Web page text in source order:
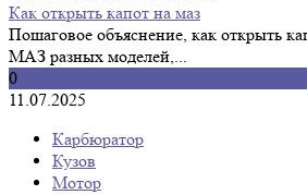
Как открыть капот на маз
Пошаговое объяснение, как открыть
МАЗ разных моделей,...
0
11.07.2025
Карбюратор
Кузов
Мотор